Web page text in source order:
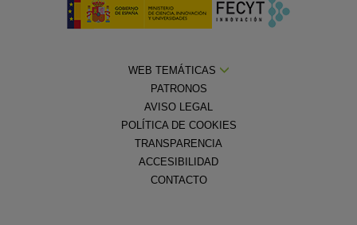
WEB TEMÁTICAS
PATRONOS
AVISO LEGAL
POLÍTICA DE COOKIES
TRANSPARENCIA
ACCESIBILIDAD
CONTACTO